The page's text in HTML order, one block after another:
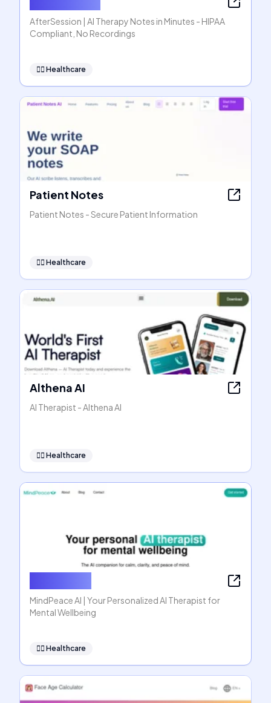
AfterSession | AI Therapy Notes in Minutes - HIPAA
Compliant, No Recordings
👩‍⚕️ Healthcare
Patient Notes
Patient Notes - Secure Patient Information
👩‍⚕️ Healthcare
Althena AI
AI Therapist - Althena AI
👩‍⚕️ Healthcare
MindPeace AI | Your Personalized AI Therapist for
Mental Wellbeing
👩‍⚕️ Healthcare